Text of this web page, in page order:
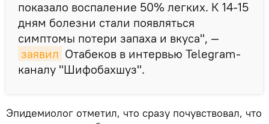
показало воспаление 50% легких. К 14-15
дням болезни стали появляться
симптомы потери запаха и вкуса", —
заявил Отабеков в интервью Telegram-
каналу "Шифобахшуз".
Эпидемиолог отметил, что сразу почувствовал, что